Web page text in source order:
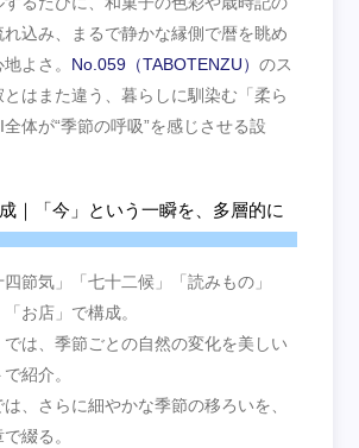
込み、まるで静かな縁側で暦を眺め
よさ。 No.059（TABOTENZU）のス
とはまた違う、暮らしに馴染む「柔ら
体が“季節の呼吸”を感じさせる設
｜「今」という一瞬を、多層的に
節気」「七十二候」「読みもの」
「お店」で構成。
では、季節ごとの自然の変化を美しい
紹介。
は、さらに細やかな季節の移ろいを、
綴る。